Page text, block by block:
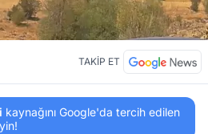
TAKİP ET
kaynağını Google'da tercih edilen